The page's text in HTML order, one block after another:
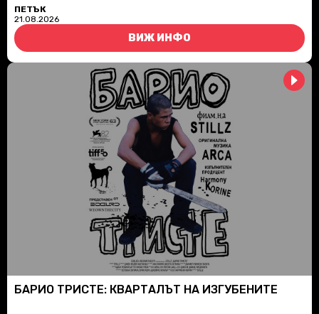
ПЕТЪК
21.08.2026
ВИЖ ИНФО
БАРИО ТРИСТЕ: КВАРТАЛЪТ НА ИЗГУБЕНИТЕ